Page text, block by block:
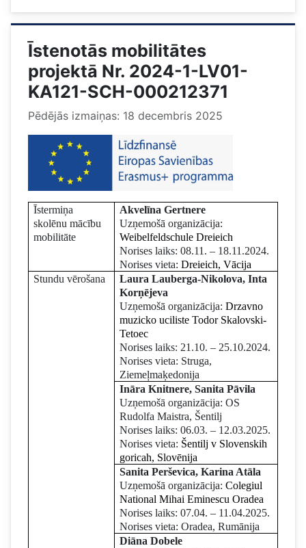
Īstenotās mobilitātes
projektā Nr. 2024-1-LV01-
KA121-SCH-000212371
Pēdējās izmaiņas: 18 decembris 2025
Īstermiņa
skolēnu mācību
mobilitāte
Akvelīna Gertnere
Uzņemošā organizācija:
Weibelfeldschule Dreieich
Norises laiks: 08.11. – 18.11.2024.
Norises vieta:Dreieich, Vācija
Stundu vērošana
Laura Lauberga-Nikolova, Inta
Korņējeva
Uzņemošā organizācija:Drzavno
muzicko uciliste Todor Skalovski-
Tetoec
Norises laiks: 21.10. – 25.10.2024.
Norises vieta: Struga,
Ziemeļmaķedonija
Ināra Knitnere, Sanita Pāvila
Uzņemošā organizācija: OS
Rudolfa Maistra, Šentilj
Norises laiks: 06.03. – 12.03.2025.
Norises vieta: Šentilj v Slovenskih
goricah, Slovēnija
Sanita Perševica, Karina Atāla
Uzņemošā organizācija:Colegiul
National Mihai Eminescu Oradea
Norises laiks: 07.04. – 11.04.2025.
Norises vieta: Oradea, Rumānija
Diāna Dobele